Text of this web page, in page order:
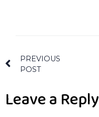
PREVIOUS
POST
Leave a Reply